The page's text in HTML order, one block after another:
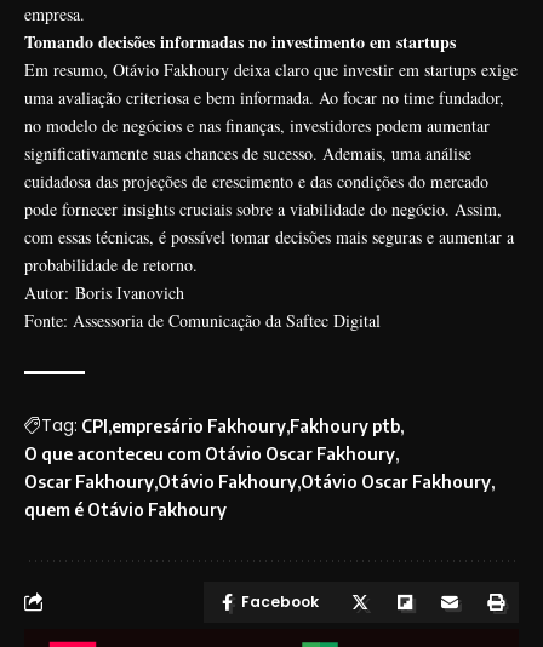
empresa.
Tomando decisões informadas no investimento em startups
Em resumo, Otávio Fakhoury deixa claro que investir em startups exige
uma avaliação criteriosa e bem informada. Ao focar no time fundador,
no modelo de negócios e nas finanças, investidores podem aumentar
significativamente suas chances de sucesso. Ademais, uma análise
cuidadosa das projeções de crescimento e das condições do mercado
pode fornecer insights cruciais sobre a viabilidade do negócio. Assim,
com essas técnicas, é possível tomar decisões mais seguras e aumentar a
probabilidade de retorno.
Autor: Boris Ivanovich
Fonte: Assessoria de Comunicação da Saftec Digital
Tag: CPI empresário Fakhoury Fakhoury ptb
O que aconteceu com Otávio Oscar Fakhoury
Oscar Fakhoury Otávio Fakhoury Otávio Oscar Fakhoury
quem é Otávio Fakhoury
Facebook